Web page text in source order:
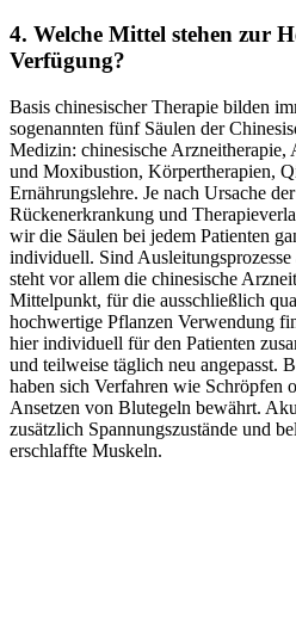
4. Welche Mittel stehen zur
Verfügung?
Basis chinesischer Therapie bilden
sogenannten fünf Säulen der
Medizin: chinesische Arzneitherapie,
und Moxibustion, Körpertherapien,
Ernährungslehre. Je nach Ursache der
Rückenerkrankung und
wir die Säulen bei jedem Patienten
individuell. Sind Ausleitungsprozesse
steht vor allem die chinesische
Mittelpunkt, für die ausschließlich
hochwertige Pflanzen Verwendung
hier individuell für den Patienten
und teilweise täglich neu angepasst.
haben sich Verfahren wie Schröpfen
Ansetzen von Blutegeln bewährt.
zusätzlich Spannungszustände und
erschlaffte Muskeln.